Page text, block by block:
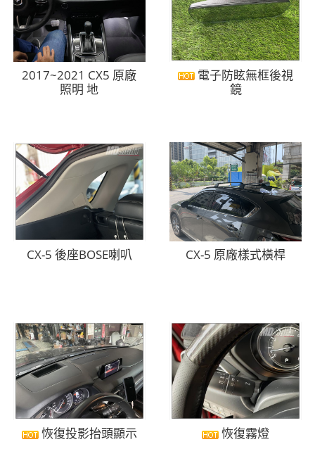
2017~2021 CX5 原廠
照明 地
電子防眩無框後視
鏡
CX-5 後座BOSE喇叭 CX-5 原廠樣式橫桿
恢復投影抬頭顯示 恢復霧燈